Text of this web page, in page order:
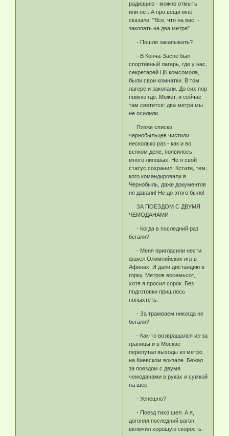
радиацию - можно отмыть
или нет. А про вещи мне
сказали: "Все, что на вас, -
закопать на два метра".
- Пошли закапывать?
- В Конча-Заспе был
спортивный лагерь, где у нас,
секретарей ЦК комсомола,
были свои комнатки. В том
лагере и закопали. До сих пор
помню где. Может, и сейчас
там светится: два метра мы
не осилили…
Позже списки
чернобыльцев чистили
несколько раз - как и во
всяком деле, появилось
много липовых. Но я свой
статус сохранил. Кстати, тем,
кого командировали в
Чернобыль, даже документов
не давали! Не до этого было!
ЗА ПОЕЗДОМ С ДВУМЯ
ЧЕМОДАНАМИ
- Когда в последний раз
бегали?
- Меня пригласили нести
факел Олимпийских игр в
Афинах. И дали дистанцию в
горку. Метров восемьсот,
хотя я просил сорок. Без
подготовки пришлось
попыхтеть.
- За трамваем никогда не
бегали?
- Как-то возвращался из-за
границы и в Москве
перепутал выходы из метро
на Киевском вокзале. Бежал
за поездом с двумя
чемоданами в руках и сумкой
на шее.
- Успешно?
- Поезд тихо шел. А я,
догоняя последний вагон,
включил хорошую скорость.